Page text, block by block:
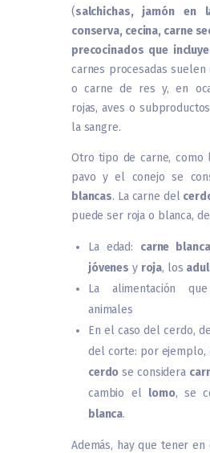
(salchichas, jamón en
conserva, cecina, carne
precocinados que
carnes procesadas
o carne de res y, en
rojas, aves o
la sangre.
Otro tipo de carne,
pavo y el conejo se
blancas. La carne del
puede ser roja o blanca,
La edad: carne blanca
jóvenes y roja, los
La alimentación
animales
En el caso del cerdo,
del corte: por ejemplo,
cerdo se considera
cambio el lomo, se
blanca.
Además, hay que tener en